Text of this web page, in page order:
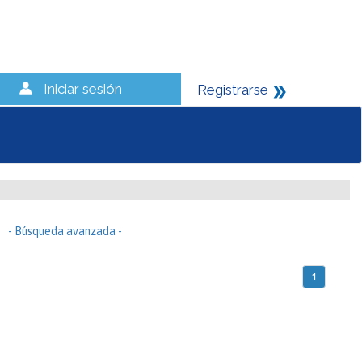
Iniciar sesión Registrarse
- Búsqueda avanzada -
1